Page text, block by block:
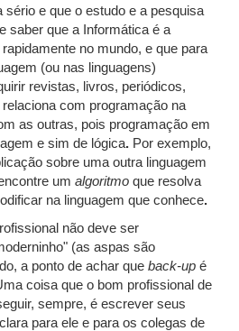
sério e que o estudo e a pesquisa
saber que a Informática é a
no mundo, e que para
(ou nas linguagens)
revistas, livros, periódicos,
com programação na
as outras, pois programação em
e sim de lógica. Por exemplo,
sobre uma outra linguagem
um algoritmo que resolva
na linguagem que conhece.
não deve ser
(as aspas são
a ponto de achar que back-up é
coisa que o bom profissional de
sempre, é escrever seus
para ele e para os colegas de